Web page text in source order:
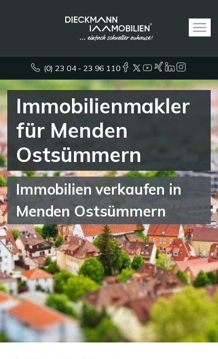
(0) 23 04 - 23 96 110
Immobilienmakler
für Menden
Ostsümmern
Immobilien verkaufen in
Menden Ostsümmern